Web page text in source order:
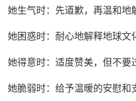
她生气时：先道歉，再温和地
她困惑时：耐心地解释地球文
她得意时：适度赞美，但不要
她脆弱时：给予温暖的安慰和